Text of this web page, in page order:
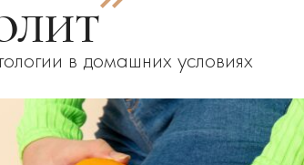
в домашних условиях